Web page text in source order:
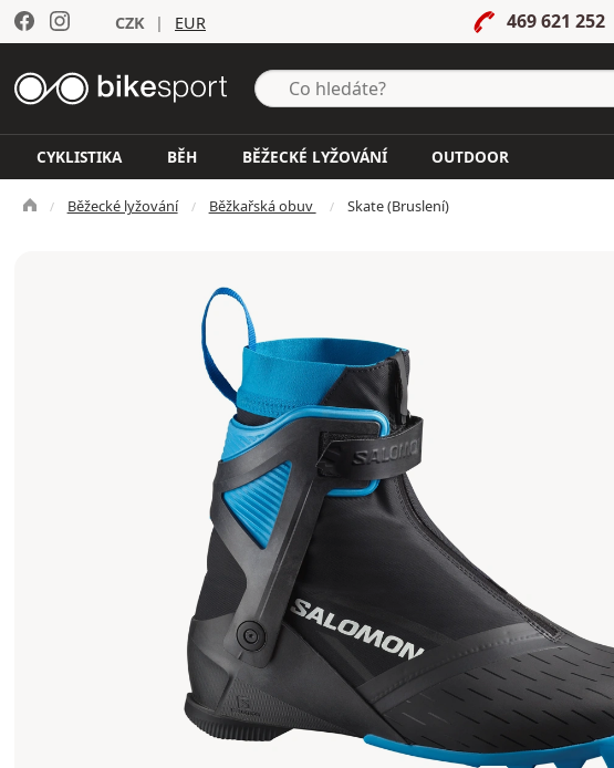
CZK | EUR 469 621 252
CYKLISTIKA BĚH BĚŽECKÉ LYŽOVÁNÍ OUTDOOR
Běžecké lyžování Běžkařská obuv Skate (Bruslení)